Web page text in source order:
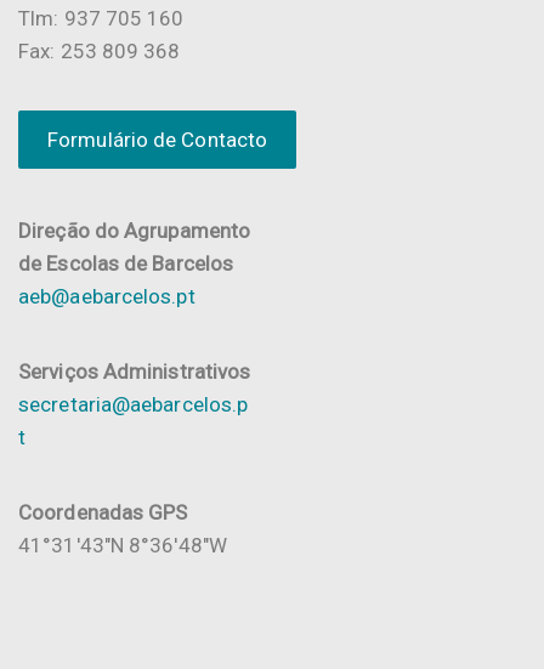
Tlm: 937 705 160
Fax: 253 809 368
Formulário de Contacto
Direção do Agrupamento
de Escolas de Barcelos
aeb@aebarcelos.pt
Serviços Administrativos
secretaria@aebarcelos.p
t
Coordenadas GPS
41°31'43"N 8°36'48"W